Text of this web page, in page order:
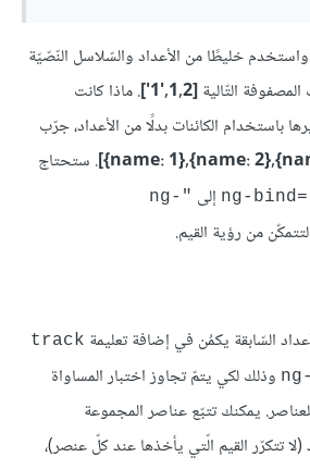
واستخدم خليطًا من الأعداد والسّلاسل النّصّيّة
التّالية[1,2,'1']
. ماذا كانت
باستخدام الكائنات بدلًا من الأعداد، جرّب
. ستحتاج
إلى
"ng-
لتتمكّن من رؤية القيم.
السّابقة يكمُن في إضافة تعليمة track
وذلك لكي يتمّ تجاوز اختبار المساواة
للعناصر. يمكنك تتبّع عناصر المجموعة
تتكرّر القيم الّتي يأخذها عند كلّ عنصر)،